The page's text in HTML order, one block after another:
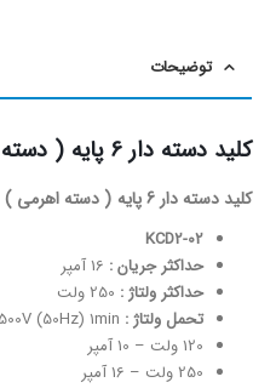
توضیحات
کلید دسته دار 6 پایه ( دسته اهرمی )
کلید دسته دار 6 پایه ( دسته اهرمی )
KCD2-02
حداکثر جریان :
حداکثر ولتاژ :
تحمل ولتاژ :
120 ولت – 10 آمپر
250 ولت – 16 آمپر